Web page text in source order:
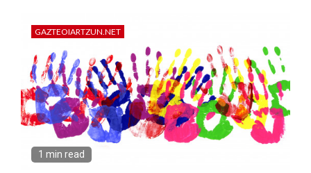
GAZTEOIARTZUN.NET
1 min read